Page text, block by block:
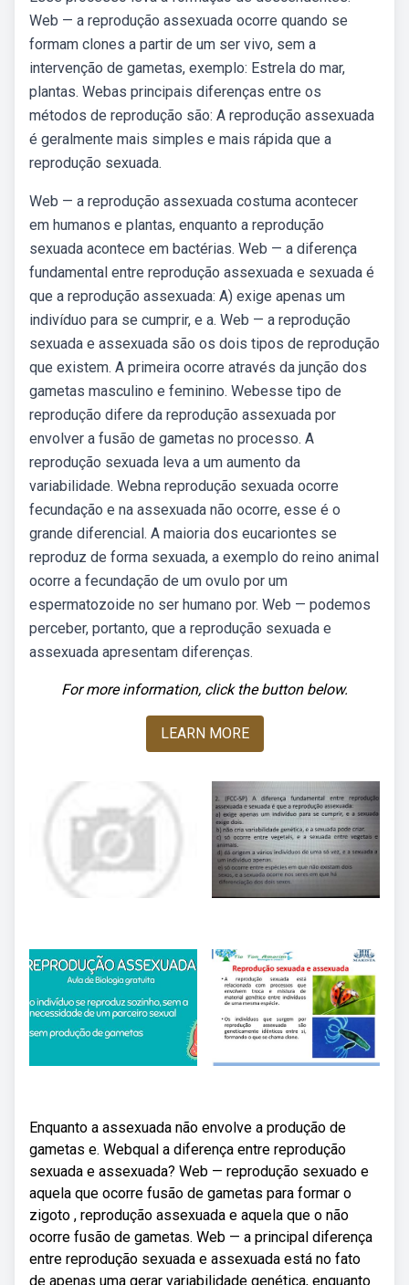
Web — a reprodução assexuada ocorre quando se
formam clones a partir de um ser vivo, sem a
intervenção de gametas, exemplo: Estrela do mar,
plantas. Webas principais diferenças entre os
métodos de reprodução são: A reprodução assexuada
é geralmente mais simples e mais rápida que a
reprodução sexuada.
Web — a reprodução assexuada costuma acontecer
em humanos e plantas, enquanto a reprodução
sexuada acontece em bactérias. Web — a diferença
fundamental entre reprodução assexuada e sexuada é
que a reprodução assexuada: A) exige apenas um
indivíduo para se cumprir, e a. Web — a reprodução
sexuada e assexuada são os dois tipos de reprodução
que existem. A primeira ocorre através da junção dos
gametas masculino e feminino. Webesse tipo de
reprodução difere da reprodução assexuada por
envolver a fusão de gametas no processo. A
reprodução sexuada leva a um aumento da
variabilidade. Webna reprodução sexuada ocorre
fecundação e na assexuada não ocorre, esse é o
grande diferencial. A maioria dos eucariontes se
reproduz de forma sexuada, a exemplo do reino animal
ocorre a fecundação de um ovulo por um
espermatozoide no ser humano por. Web — podemos
perceber, portanto, que a reprodução sexuada e
assexuada apresentam diferenças.
For more information, click the button below.
LEARN MORE
Enquanto a assexuada não envolve a produção de
gametas e. Webqual a diferença entre reprodução
sexuada e assexuada? Web — reprodução sexuado e
aquela que ocorre fusão de gametas para formar o
zigoto , reprodução assexuada e aquela que o não
ocorre fusão de gametas. Web — a principal diferença
entre reprodução sexuada e assexuada está no fato
de apenas uma gerar variabilidade genética, enquanto